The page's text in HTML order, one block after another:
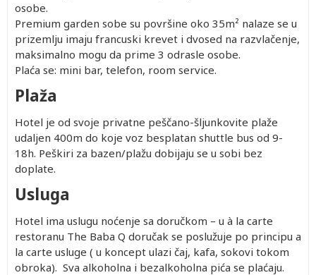
osobe.
Premium garden sobe su površine oko 35m² nalaze se u
prizemlju imaju francuski krevet i dvosed na razvlačenje,
maksimalno mogu da prime 3 odrasle osobe.
Plaća se: mini bar, telefon, room service.
Plaža
Hotel je od svoje privatne peščano-šljunkovite plaže
udaljen 400m do koje voz besplatan shuttle bus od 9-
18h. Peškiri za bazen/plažu dobijaju se u sobi bez
doplate.
Usluga
Hotel ima uslugu noćenje sa doručkom – u à la carte
restoranu The Baba Q doručak se poslužuje po principu a
la carte usluge ( u koncept ulazi čaj, kafa, sokovi tokom
obroka). Sva alkoholna i bezalkoholna pića se plaćaju.